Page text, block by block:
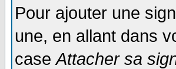
Pour ajouter une
une, en allant dans
caseAttacher sa